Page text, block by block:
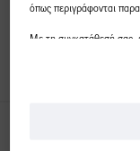
όπως περιγράφονται
Με τη συγκατάθεσή σας,
δεδομένων που
βελτιστοποίηση της